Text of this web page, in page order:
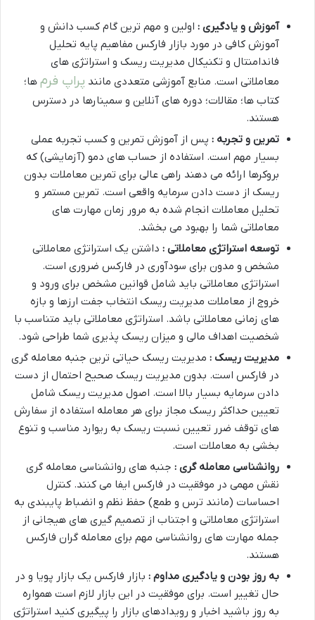
آموزش و یادگیری : اولین و مهم ترین گام کسب دانش و
آموزش کافی در مورد بازار فارکس مفاهیم پایه تحلیل
فاندامنتال و تکنیکال مدیریت ریسک و استراتژی های
معاملاتی است. منابع آموزشی متعددی مانند پراپ فرم ها؛
کتاب ها؛ مقالات؛ دوره های آنلاین و سمینارها در دسترس
هستند.
تمرین و تجربه : پس از آموزش تمرین و کسب تجربه عملی
بسیار مهم است. استفاده از حساب های دمو (آزمایشی) که
بروکرها ارائه می دهند راهی عالی برای تمرین معاملات بدون
ریسک از دست دادن سرمایه واقعی است. تمرین مستمر و
تحلیل معاملات انجام شده به مرور زمان مهارت های
معاملاتی شما را بهبود می بخشد.
توسعه استراتژی معاملاتی : داشتن یک استراتژی معاملاتی
مشخص و مدون برای سودآوری در فارکس ضروری است.
استراتژی معاملاتی باید شامل قوانین مشخص برای ورود و
خروج از معاملات مدیریت ریسک انتخاب جفت ارزها و بازه
های زمانی معاملاتی باشد. استراتژی معاملاتی باید متناسب با
شخصیت اهداف مالی و میزان ریسک پذیری شما طراحی شود.
مدیریت ریسک : مدیریت ریسک حیاتی ترین جنبه معامله گری
در فارکس است. بدون مدیریت ریسک صحیح احتمال از دست
دادن سرمایه بسیار بالا است. اصول مدیریت ریسک شامل
تعیین حداکثر ریسک مجاز برای هر معامله استفاده از سفارش
های توقف ضرر تعیین نسبت ریسک به ریوارد مناسب و تنوع
بخشی به معاملات است.
روانشناسی معامله گری : جنبه های روانشناسی معامله گری
نقش مهمی در موفقیت در فارکس ایفا می کنند. کنترل
احساسات (مانند ترس و طمع) حفظ نظم و انضباط پایبندی به
استراتژی معاملاتی و اجتناب از تصمیم گیری های هیجانی از
جمله مهارت های روانشناسی مهم برای معامله گران فارکس
هستند.
به روز بودن و یادگیری مداوم : بازار فارکس یک بازار پویا و در
حال تغییر است. برای موفقیت در این بازار لازم است همواره
به روز باشید اخبار و رویدادهای بازار را پیگیری کنید استراتژی